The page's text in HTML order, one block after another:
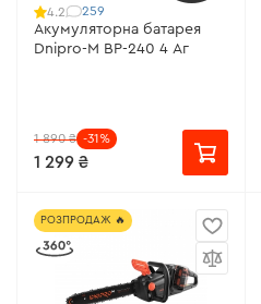
4.2 259
Акумуляторна батарея
Dnipro-M BP-240 4 Аг
1 890 ₴ -31%
1 299 ₴
РОЗПРОДАЖ 🔥